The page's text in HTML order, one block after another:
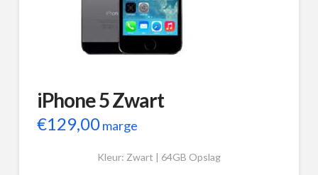
iPhone 5 Zwart
€129,00marge
Kleur: Zwart | 64GB Opslag